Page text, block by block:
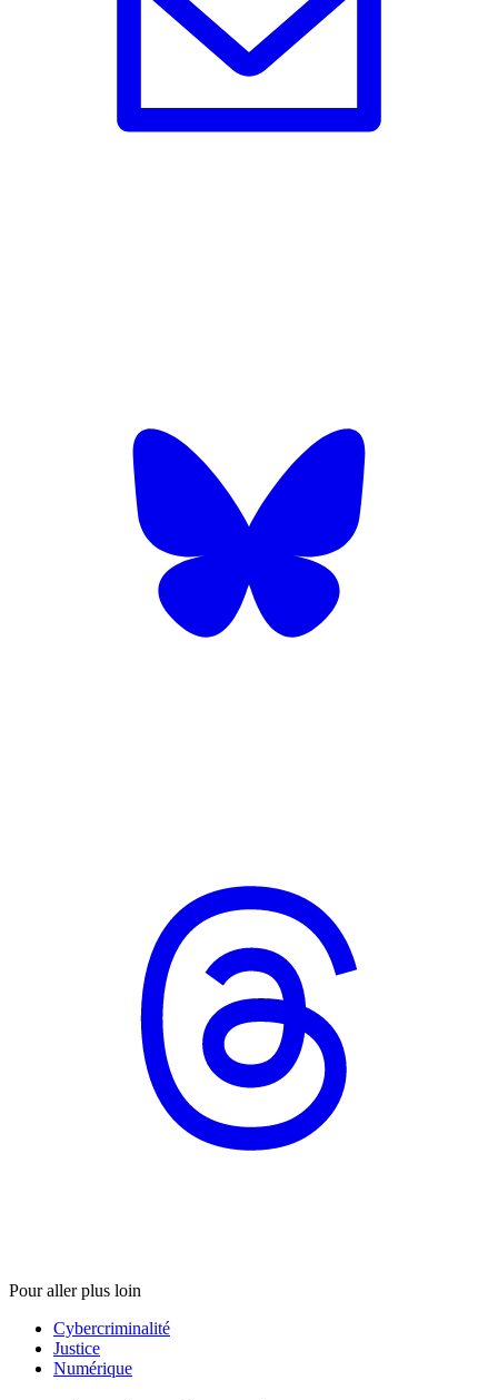
Pour aller plus loin
Cybercriminalité
Justice
Numérique